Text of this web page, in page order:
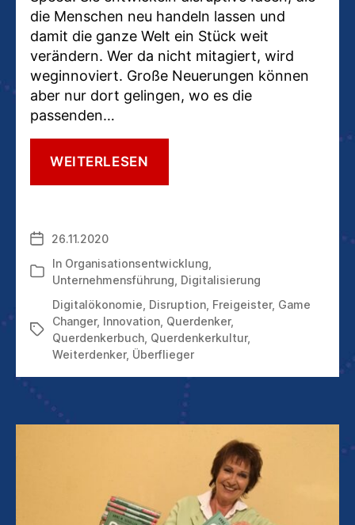
die Menschen neu handeln lassen und
damit die ganze Welt ein Stück weit
verändern. Wer da nicht mitagiert, wird
weginnoviert. Große Neuerungen können
aber nur dort gelingen, wo es die
passenden…
WEITERLESEN
–
UND
NICHT
Veröffentlichungsdatum
26.11.2020
Kategorien
In Organisationsentwicklung
Unternehmensführung Digitalisierung
Schlagwörter
Digitalökonomie Disruption Freigeister, Game
Changer, Innovation Querdenker,
Querdenkerbuch Querdenkerkultur,
Weiterdenker, Überflieger